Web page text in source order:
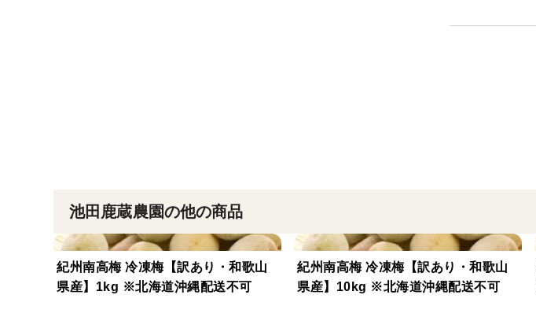
風によりキズ
く食べていた
お裾分けにも
池田鹿蔵農園の他の商品
紀州南高梅 冷凍梅【訳あり・和歌山
県産】1kg ※北海道沖縄配送不可
紀州南高梅 冷凍梅【訳あり・和歌山
県産】10kg ※北海道沖縄配送不可